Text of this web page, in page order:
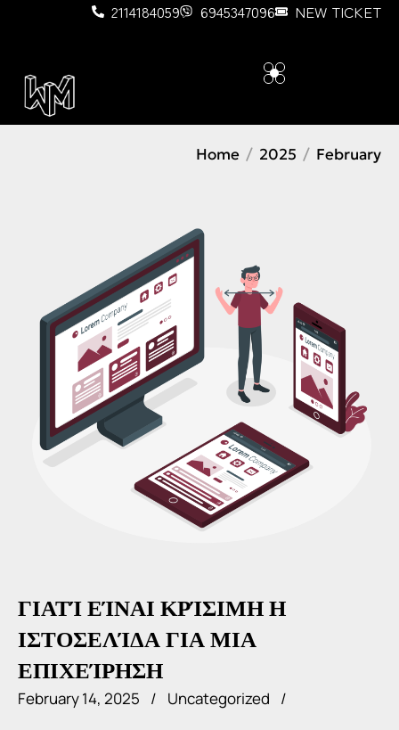
2114184059 6945347096 NEW TICKET
Home 2025 February
ΓΙΑΤΊ ΕΊΝΑΙ ΚΡΊΣΙΜΗ Η
ΙΣΤΟΣΕΛΊΔΑ ΓΙΑ ΜΙΑ
ΕΠΙΧΕΊΡΗΣΗ
February 14, 2025 Uncategorized